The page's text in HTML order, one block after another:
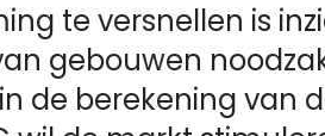
te versnellen is
gebouwen
de berekening van